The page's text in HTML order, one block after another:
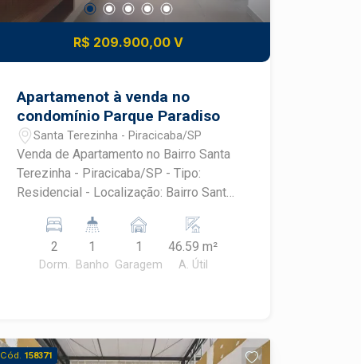
R$ 209.900,00 V
Apartamenot à venda no
condomínio Parque Paradiso
Santa Terezinha - Piracicaba/SP
Venda de Apartamento no Bairro Santa
Terezinha - Piracicaba/SP - Tipo:
Residencial - Localização: Bairro Santa
- Área Útil: 46,59 m² APARTAMENTO
DIFERENCIADO Fechadura eletrônica
Todo em porcelanato Armários
em LED Gesso rebaixado na sala e
2
Dorm.
1
Banho
1
Garagem
46.59 m²
A. Útil
Cód. 158371